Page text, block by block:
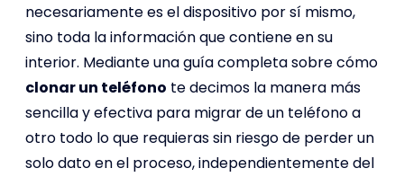
necesariamente es el dispositivo por sí mismo,
sino toda la información que contiene en su
interior. Mediante una guía completa sobre cómo
clonar un teléfono te decimos la manera más
sencilla y efectiva para migrar de un teléfono a
otro todo lo que requieras sin riesgo de perder un
solo dato en el proceso, independientemente del